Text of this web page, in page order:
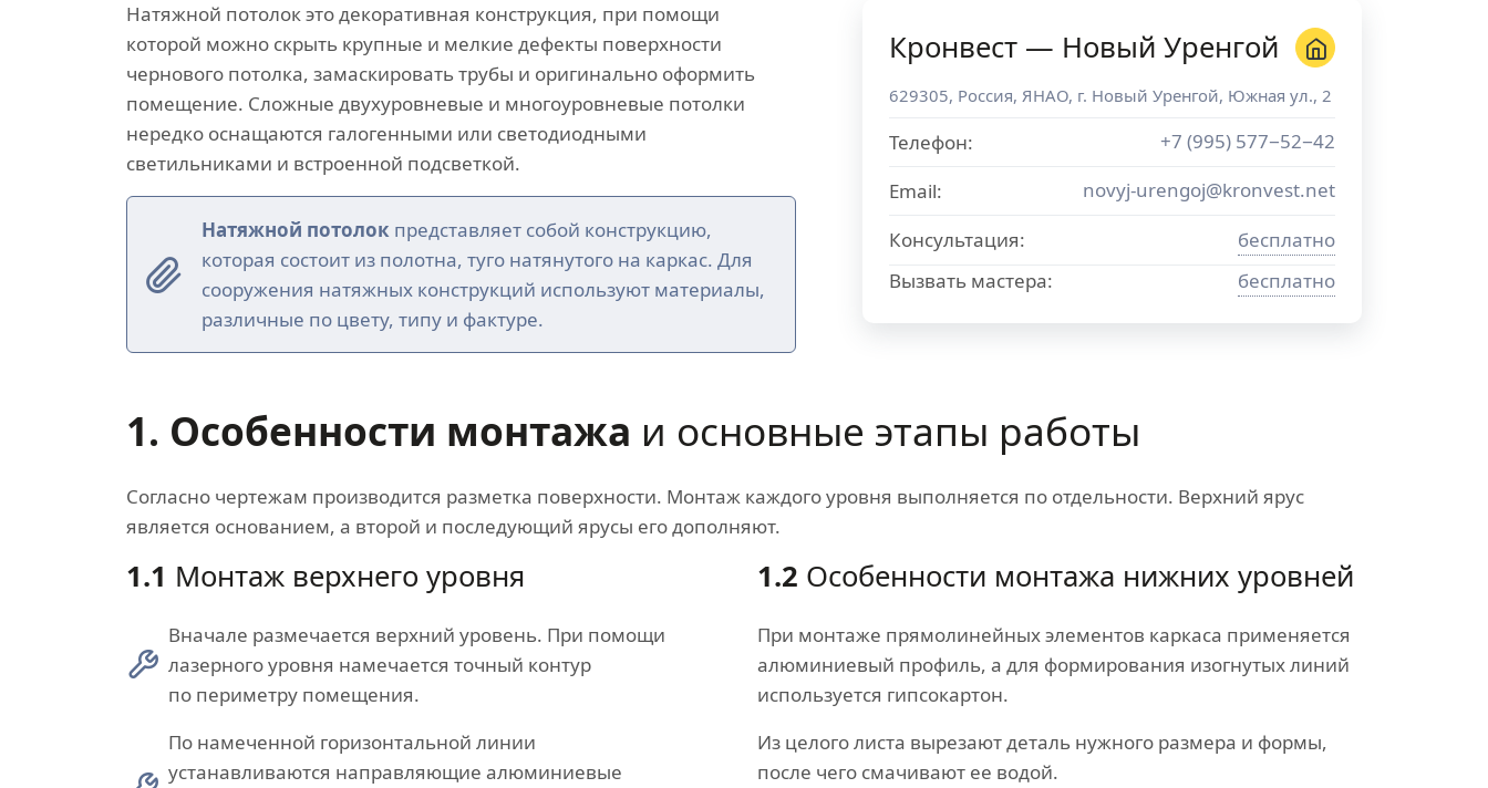
Натяжной потолок это декоративная конструкция, при помощи
которой можно скрыть крупные и мелкие дефекты поверхности
чернового потолка, замаскировать трубы и оригинально оформить
помещение. Сложные двухуровневые и многоуровневые потолки
нередко оснащаются галогенными или светодиодными
светильниками и встроенной подсветкой.
Натяжной потолок представляет собой конструкцию,
которая состоит из полотна, туго натянутого на каркас. Для
сооружения натяжных конструкций используют материалы,
различные по цвету, типу и фактуре.
Кронвест — Новый Уренгой
629305, Россия, ЯНАО, г. Новый Уренгой, Южная ул., 2
Телефон:
+7 (995) 577−52−42
Email:
novyj-urengoj@kronvest.net
Консультация:
бесплатно
Вызвать мастера:
бесплатно
1. Особенности монтажа и основные этапы работы
Согласно чертежам производится разметка поверхности. Монтаж каждого уровня выполняется по отдельности. Верхний ярус
является основанием, а второй и последующий ярусы его дополняют.
1.1 Монтаж верхнего уровня
Вначале размечается верхний уровень. При помощи
лазерного уровня намечается точный контур
по периметру помещения.
По намеченной горизонтальной линии
устанавливаются направляющие алюминиевые
1.2 Особенности монтажа нижних уровней
При монтаже прямолинейных элементов каркаса применяется
алюминиевый профиль, а для формирования изогнутых линий
используется гипсокартон.
Из целого листа вырезают деталь нужного размера и формы,
после чего смачивают ее водой.